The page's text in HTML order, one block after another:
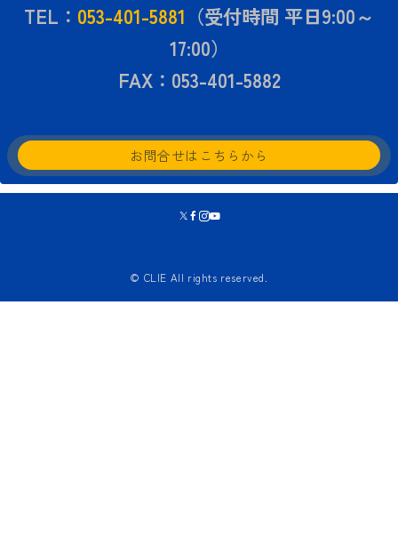
TEL： 053-401-5881 （受付時間 平日9:00～
17:00）
FAX：053-401-5882
お問合せはこちらから
© CLIE All rights reserved.